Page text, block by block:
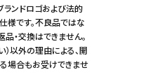
ンドロゴおよび法的
様です。不良品ではな
・交換はできません。
）以外の理由による、開
場合もお受けできませ